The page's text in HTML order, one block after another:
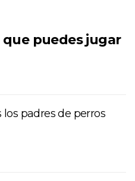
que puedes jugar
padres de perros